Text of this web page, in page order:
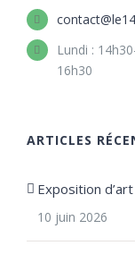
Lundi :
16h30
ARTICLES
Exposition
10 juin 2026